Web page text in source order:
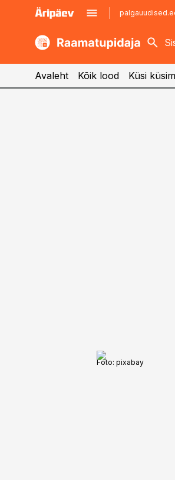
kaubandus.ee
kinnisvarauudised.ee
Avaleht Kõik lood Küsi
Foto: pixabay